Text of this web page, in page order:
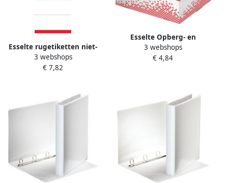
Esselte rugetiketten niet-
zelfklevend ft 5 x 15 8 cm
pak van 100 stuks wit
3 webshops
€ 7,82
Esselte Opberg- en
transportdoos Speedbox
392x301x334mm wit
3 webshops
€ 4,84